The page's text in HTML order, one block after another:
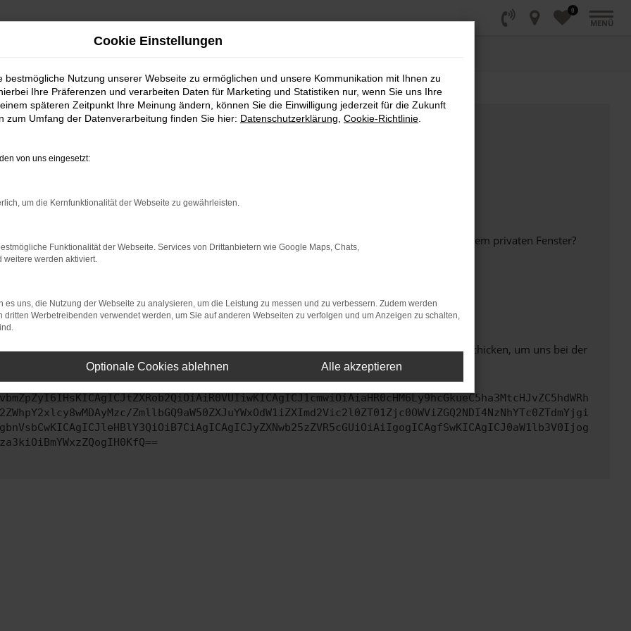
0
MENÜ
bestimmter Seiten verhindern. Funktioniert die Seite in einem anderen Browser oder in einem privaten Fenster?
beheben.
auf dem neuesten Stand sind.
kann auch dazu führen, dass bestimmte Funktionen nicht mehr unterstützt werden.
uns bitte. Wir werden versuchen, das Problem zu beheben. Du kannst uns diesen Text schicken, um uns bei der
ZmllbGQ9aW50ZXJuYWxOdW1iZXImd2Vic2l0ZT01Zjc0OWViZGQ2NDI4NzNhYTc0ZTdmYjgi
Cookie Einstellungen
bestmögliche Nutzung unserer Webseite zu ermöglichen und unsere Kommunikation mit Ihnen zu
Ihre Präferenzen und verarbeiten Daten für Marketing und Statistiken nur, wenn Sie uns Ihre
späteren Zeitpunkt Ihre Meinung ändern, können Sie die Einwilligung jederzeit für die Zukunft
zum Umfang der Datenverarbeitung finden Sie hier: Datenschutzerklärung Cookie-Richtlinie
von uns eingesetzt:
um die Kernfunktionalität der Webseite zu gewährleisten.
Funktionalität der Webseite. Services von Drittanbietern wie Google Maps, Chats,
weitere werden aktiviert.
es uns, die Nutzung der Webseite zu analysieren, um die Leistung zu messen und zu verbessern. Zudem werden
dritten Werbetreibenden verwendet werden, um Sie auf anderen Webseiten zu verfolgen und um Anzeigen zu schalten,
Optionale Cookies ablehnen Alle akzeptieren